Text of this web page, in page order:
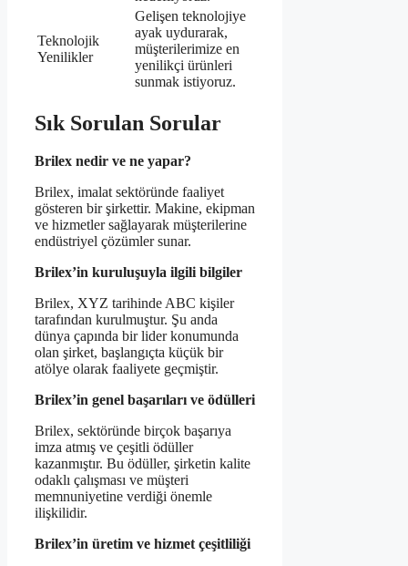
Teknolojik
Yenilikler
Gelişen teknolojiye
ayak uydurarak,
müşterilerimize en
yenilikçi ürünleri
sunmak istiyoruz.
Sık Sorulan Sorular
Brilex nedir ve ne yapar?
Brilex, imalat sektöründe faaliyet
gösteren bir şirkettir. Makine, ekipman
ve hizmetler sağlayarak müşterilerine
endüstriyel çözümler sunar.
Brilex’in kuruluşuyla ilgili bilgiler
Brilex, XYZ tarihinde ABC kişiler
tarafından kurulmuştur. Şu anda
dünya çapında bir lider konumunda
olan şirket, başlangıçta küçük bir
atölye olarak faaliyete geçmiştir.
Brilex’in genel başarıları ve ödülleri
Brilex, sektöründe birçok başarıya
imza atmış ve çeşitli ödüller
kazanmıştır. Bu ödüller, şirketin kalite
odaklı çalışması ve müşteri
memnuniyetine verdiği önemle
ilişkilidir.
Brilex’in üretim ve hizmet çeşitliliği